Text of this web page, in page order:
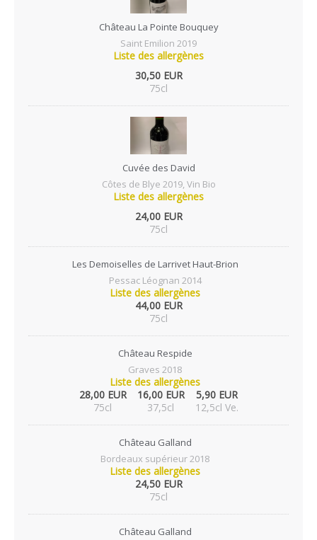
Château La Pointe Bouquey
Saint Emilion 2019
Liste des allergènes
30,50 EUR
75cl
Cuvée des David
Côtes de Blye 2019, Vin Bio
Liste des allergènes
24,00 EUR
75cl
Les Demoiselles de Larrivet Haut-Brion
Pessac Léognan 2014
Liste des allergènes
44,00 EUR
75cl
Château Respide
Graves 2018
Liste des allergènes
28,00 EUR
75cl
16,00 EUR
37,5cl
5,90 EUR
12,5cl Ve.
Château Galland
Bordeaux supérieur 2018
Liste des allergènes
24,50 EUR
75cl
Château Galland